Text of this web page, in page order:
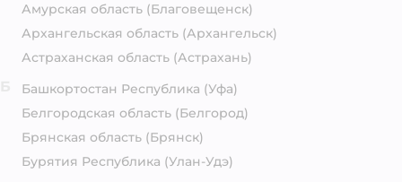
Амурская область (Благовещенск)
Архангельская область (Архангельск)
Астраханская область (Астрахань)
Башкортостан Республика (Уфа)
Белгородская область (Белгород)
Брянская область (Брянск)
Бурятия Республика (Улан-Удэ)